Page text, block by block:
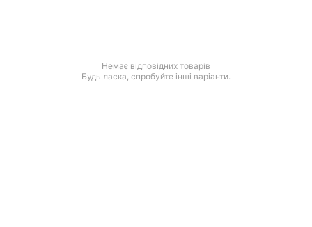
Немає відповідних товарів
Будь ласка, спробуйте інші варіанти.